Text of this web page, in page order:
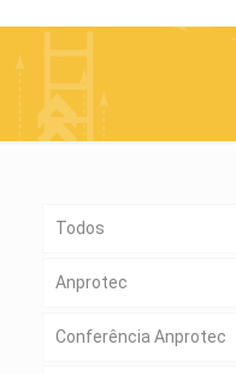
Todos
Anprotec
Conferência Anprotec